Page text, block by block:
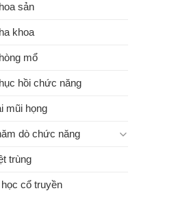
sản
khoa
mổ
hồi chức năng
mũi họng
dò chức năng
trùng
cổ truyền